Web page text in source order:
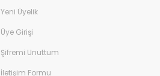
Yeni Üyelik
Üye Girişi
Şifremi Unuttum
İletişim Formu